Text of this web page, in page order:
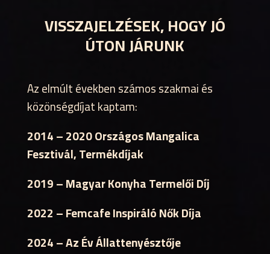
VISSZAJELZÉSEK, HOGY JÓ
ÚTON JÁRUNK
Az elmúlt években számos szakmai és
közönségdíjat kaptam:
2014 – 2020 Országos Mangalica
Fesztivál, Termékdíjak
2019 – Magyar Konyha Termelői Díj
2022 – Femcafe Inspiráló Nők Díja
2024 – Az Év Állattenyésztője